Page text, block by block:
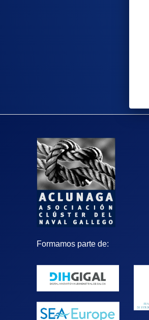
Formamos parte de: